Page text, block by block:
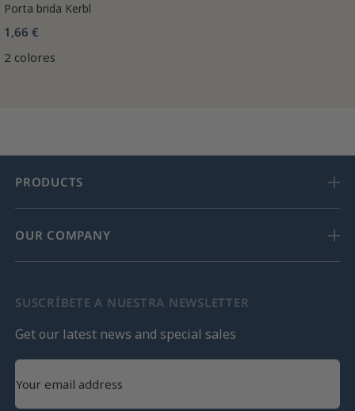
Porta brida Kerbl
1,66 €
2 colores
PRODUCTS
OUR COMPANY
SUSCRÍBETE A NUESTRA NEWSLETTER
Get our latest news and special sales